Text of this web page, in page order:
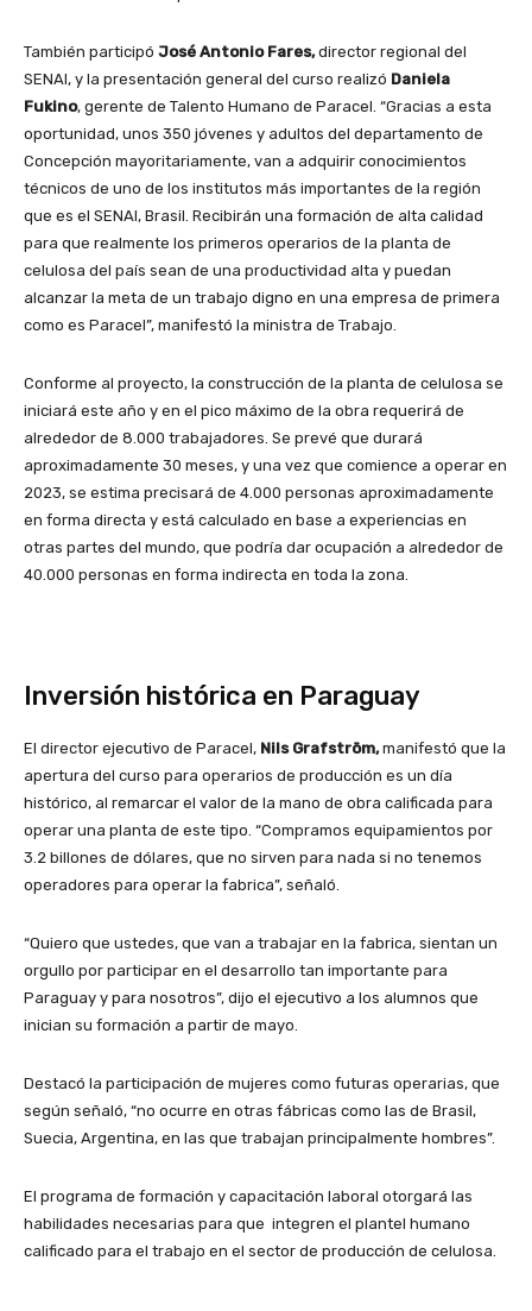
También participó José Antonio Fares,director regional del
SENAI, y la presentación general del curso realizó Daniela
Fukino, gerente de Talento Humano de Paracel. “Gracias a esta
oportunidad, unos 350 jóvenes y adultos del departamento de
Concepción mayoritariamente, van a adquirir conocimientos
técnicos de uno de los institutos más importantes de la región
que es el SENAI, Brasil. Recibirán una formación de alta calidad
para que realmente los primeros operarios de la planta de
celulosa del país sean de una productividad alta y puedan
alcanzar la meta de un trabajo digno en una empresa de primera
como es Paracel”, manifestó la ministra de Trabajo.
Conforme al proyecto, la construcción de la planta de celulosa se
iniciará este año y en el pico máximo de la obra requerirá de
alrededor de 8.000 trabajadores. Se prevé que durará
aproximadamente 30 meses, y una vez que comience a operar en
2023, se estima precisará de 4.000 personas aproximadamente
en forma directa y está calculado en base a experiencias en
otras partes del mundo, que podría dar ocupación a alrededor de
40.000 personas en forma indirecta en toda la zona.
Inversión histórica en Paraguay
El director ejecutivo de Paracel, Nils Grafström,manifestó que la
apertura del curso para operarios de producción es un día
histórico, al remarcar el valor de la mano de obra calificada para
operar una planta de este tipo. “Compramos equipamientos por
3.2 billones de dólares, que no sirven para nada si no tenemos
operadores para operar la fabrica”, señaló.
“Quiero que ustedes, que van a trabajar en la fabrica, sientan un
orgullo por participar en el desarrollo tan importante para
Paraguay y para nosotros”, dijo el ejecutivo a los alumnos que
inician su formación a partir de mayo.
Destacó la participación de mujeres como futuras operarias, que
según señaló, “no ocurre en otras fábricas como las de Brasil,
Suecia, Argentina, en las que trabajan principalmente hombres”.
El programa de formación y capacitación laboral otorgará las
habilidades necesarias para que integren el plantel humano
calificado para el trabajo en el sector de producción de celulosa.